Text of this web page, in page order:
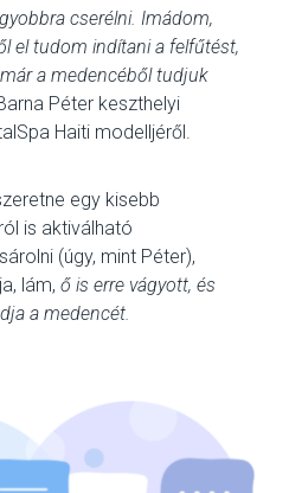
cserélni. Imádom,
el tudom indítani a felfűtést,
a medencéből tudjuk
Péter keszthelyi
Haiti modelljéről.
egy kisebb
is aktiválható
(úgy, mint Péter),
lám,ő is erre vágyott, és
a medencét.